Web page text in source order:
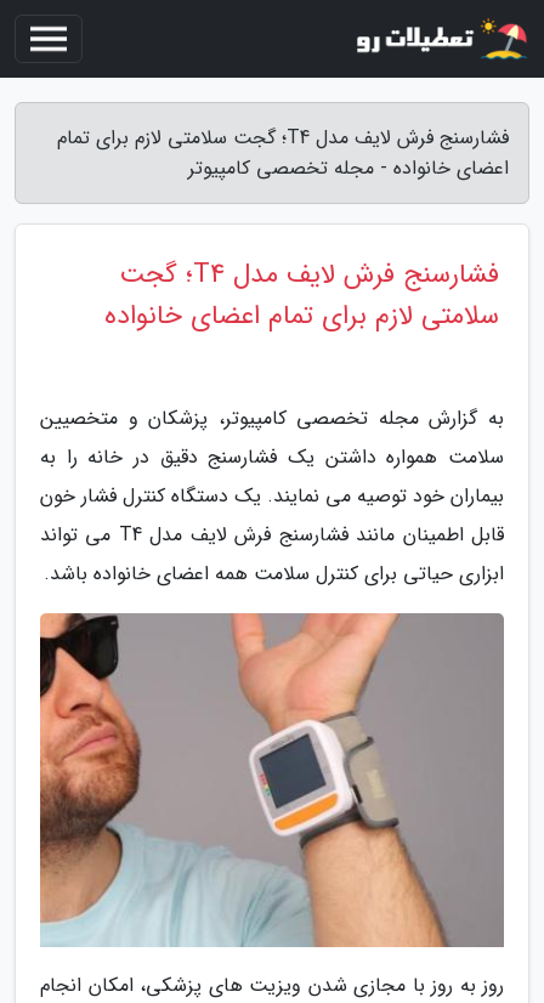
فشارسنج فرش لایف مدل T4؛ گجت سلامتی لازم برای تمام
اعضای خانواده - مجله تخصصی کامپیوتر
فشارسنج فرش لایف مدل T4؛ گجت
سلامتی لازم برای تمام اعضای خانواده
به گزارش مجله تخصصی کامپیوتر، پزشکان و متخصیین
سلامت همواره داشتن یک فشارسنج دقیق در خانه را به
بیماران خود توصیه می نمایند. یک دستگاه کنترل فشار خون
قابل اطمینان مانند فشارسنج فرش لایف مدل T4 می تواند
ابزاری حیاتی برای کنترل سلامت همه اعضای خانواده باشد.
روز به روز با مجازی شدن ویزیت های پزشکی، امکان انجام